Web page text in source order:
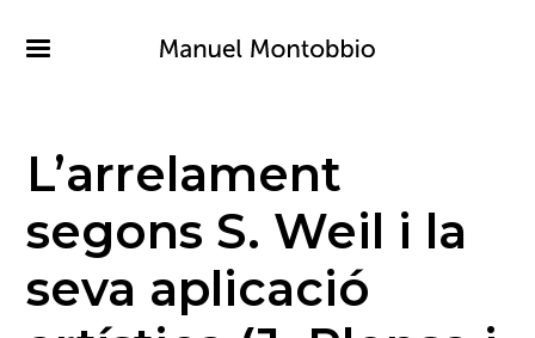
contenido
L’arrelament
segons S. Weil i la
seva aplicació